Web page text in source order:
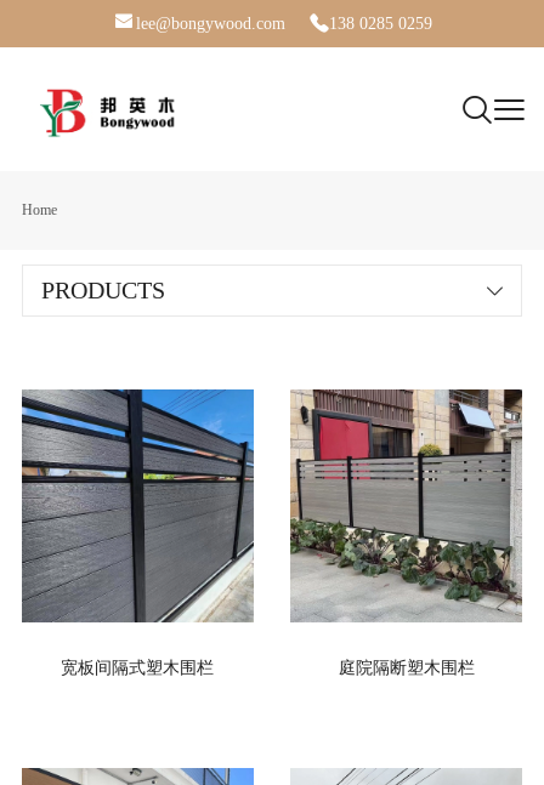
lee@bongywood.com 138 0285 0259
Home
PRODUCTS
宽板间隔式塑木围栏 庭院隔断塑木围栏